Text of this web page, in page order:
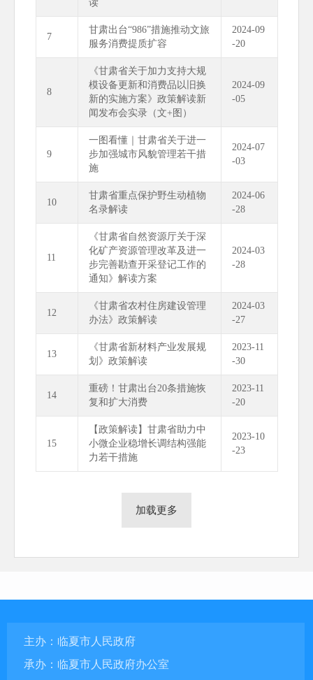
读
7
甘肃出台“986”措施推动文旅
服务消费提质扩容
2024-09
-20
8
《甘肃省关于加力支持大规
模设备更新和消费品以旧换
新的实施方案》政策解读新
闻发布会实录（文+图）
2024-09
-05
9
一图看懂｜甘肃省关于进一
步加强城市风貌管理若干措
施
2024-07
-03
10
甘肃省重点保护野生动植物
名录解读
2024-06
-28
11
《甘肃省自然资源厅关于深
化矿产资源管理改革及进一
步完善勘查开采登记工作的
通知》解读方案
2024-03
-28
12
《甘肃省农村住房建设管理
办法》政策解读
2024-03
-27
13
《甘肃省新材料产业发展规
划》政策解读
2023-11
-30
14
重磅！甘肃出台20条措施恢
复和扩大消费
2023-11
-20
15
【政策解读】甘肃省助力中
小微企业稳增长调结构强能
力若干措施
2023-10
-23
加载更多
主办：临夏市人民政府
承办：临夏市人民政府办公室